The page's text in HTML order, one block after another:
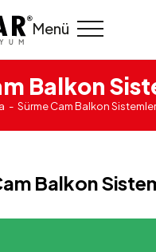
Menü
Balkon
Sürme Cam Balkon
Balkon